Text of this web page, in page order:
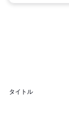
タイトル